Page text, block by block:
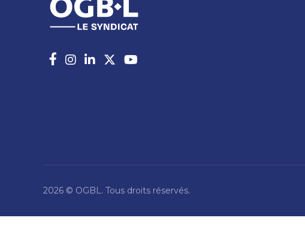
2026 © OGBL. Tous droits réservés.